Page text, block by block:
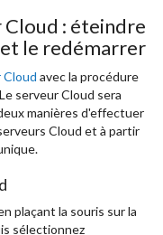
: éteindre
le redémarrer
avec la procédure
serveur Cloud sera
manières d'effectuer
Cloud et à partir
plaçant la souris sur la
sélectionnez